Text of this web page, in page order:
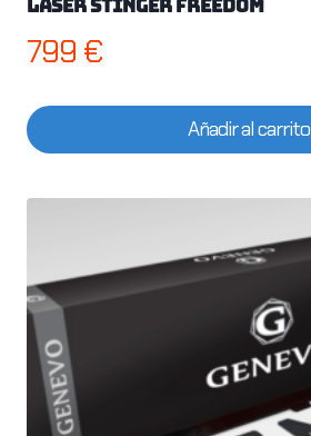
Láser Stinger Freedom
799 €
Añadir al carrito